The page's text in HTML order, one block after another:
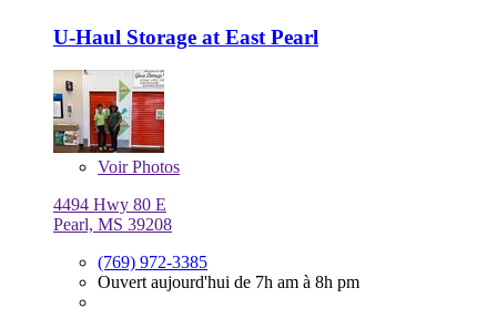
U-Haul Storage at East Pearl
VoirPhotos
4494 Hwy 80 E
Pearl, MS 39208
(769) 972-3385
Ouvert aujourd'hui de 7h am à 8h pm